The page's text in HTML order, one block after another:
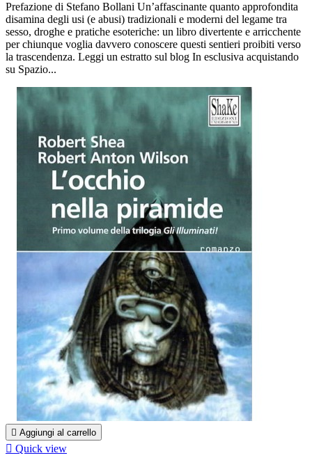
Prefazione di Stefano Bollani Un’affascinante quanto approfondita
disamina degli usi (e abusi) tradizionali e moderni del legame tra
sesso, droghe e pratiche esoteriche: un libro divertente e arricchente
per chiunque voglia davvero conoscere questi sentieri proibiti verso
la trascendenza. Leggi un estratto sul blog In esclusiva acquistando
su Spazio...
 Aggiungi al carrello
 Quick view